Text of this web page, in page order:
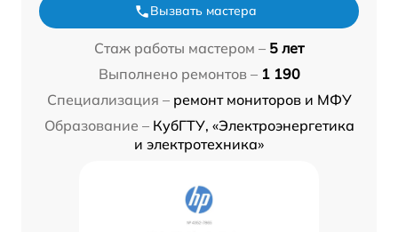
Вызвать мастера
Стаж работы мастером – 5 лет
Выполнено ремонтов – 1 190
Специализация – ремонт мониторов и МФУ
Образование – КубГТУ, «Электроэнергетика
и электротехника»